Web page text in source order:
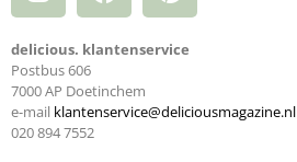
delicious. klantenservice
Postbus 606
7000 AP Doetinchem
e-mail klantenservice@deliciousmagazine.nl
020 894 7552